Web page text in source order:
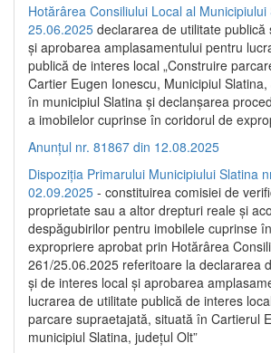
Hotărârea Consiliului Local al
25.06.2025 declararea de utilitate publică
și aprobarea amplasamentului pentru
publică de interes local „Construire
Cartier Eugen Ionescu, Municipiul
în municipiul Slatina și declanșarea
a imobilelor cuprinse în coridorul de
Anunțul nr. 81867 din 12.08.2025
Dispoziția Primarului Municipiului Slatina
02.09.2025 - constituirea comisiei de
proprietate sau a altor drepturi reale și
despăgubirilor pentru imobilele cuprinse
expropriere aprobat prin Hotărârea
261/25.06.2025 referitoare la declararea
și de interes local și aprobarea
lucrarea de utilitate publică de interes
parcare supraetajată, situată în Cartierul
municipiul Slatina, județul Olt”